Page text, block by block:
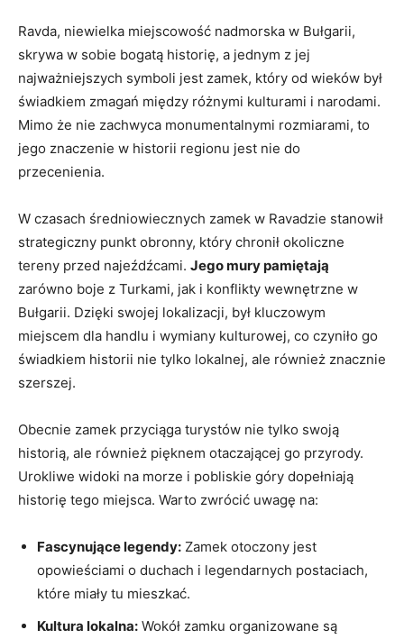
Ravda, niewielka miejscowość ⁢nadmorska⁣ w Bułgarii,
skrywa w sobie bogatą historię, a jednym z jej
najważniejszych symboli jest ⁣zamek, który ⁤od wieków był
świadkiem zmagań między różnymi⁢ kulturami⁣ i narodami.
Mimo że nie zachwyca monumentalnymi ⁣rozmiarami, to
jego znaczenie w historii regionu jest nie do
przecenienia.
W‌ czasach średniowiecznych zamek w Ravadzie stanowił
strategiczny ⁣punkt ⁤obronny, który chronił okoliczne
tereny przed najeźdźcami. Jego ⁤mury pamiętają
zarówno boje ⁢z Turkami, jak i konflikty wewnętrzne w
Bułgarii.​ Dzięki swojej lokalizacji, był kluczowym
miejscem dla handlu i wymiany ⁢kulturowej, co czyniło ‍go
świadkiem historii⁢ nie tylko lokalnej,⁢ ale również‌ znacznie
szerszej.
Obecnie zamek przyciąga turystów nie tylko swoją
historią, ale również ⁢pięknem otaczającej ​go przyrody.‌
Urokliwe widoki na morze i pobliskie góry⁤ dopełniają
historię tego miejsca. Warto ‌zwrócić uwagę na:
Fascynujące legendy: Zamek otoczony ‍jest
opowieściami ‌o⁣ duchach i legendarnych postaciach,
które miały tu mieszkać.
Kultura lokalna: Wokół zamku organizowane są